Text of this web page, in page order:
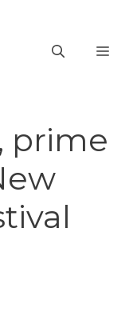
prime